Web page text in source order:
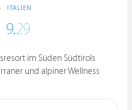
ITALIEN
9.29
im Süden Südtirols
und alpiner Wellness